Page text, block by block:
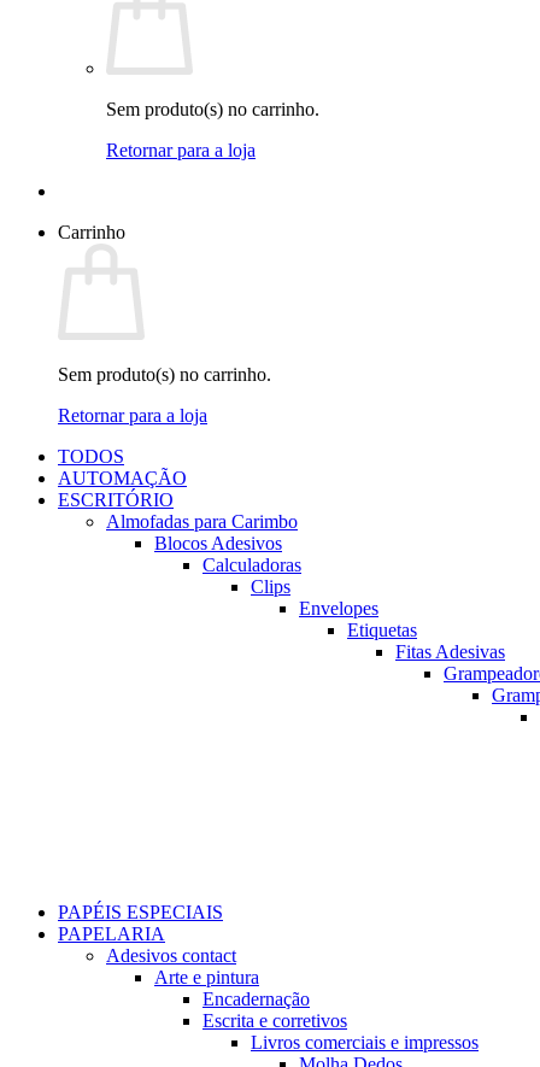
Sem produto(s) no carrinho.
Retornar para a loja
Carrinho
Sem produto(s) no carrinho.
Retornar para a loja
TODOS
AUTOMAÇÃO
ESCRITÓRIO
Almofadas para Carimbo
Blocos Adesivos
Calculadoras
Clips
Envelopes
Etiquetas
Fitas Adesivas
PAPÉIS ESPECIAIS
PAPELARIA
Adesivos contact
Arte e pintura
Encadernação
Escrita e corretivos
Livros comerciais e impressos